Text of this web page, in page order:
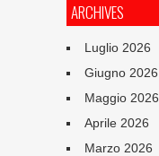
ARCHIVES
Luglio 2026
Giugno 2026
Maggio 2026
Aprile 2026
Marzo 2026